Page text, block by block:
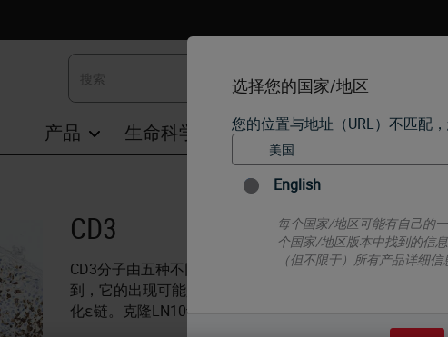
选择您的国家/地区
您的位置与地址（URL）不匹配
English
每个国家/地区可能有自己的
个国家/地区版本中找到的信
（但不限于）所有产品详细
产品 生命科学 教育 支持 联系我们
CD3
CD3分子由五种不同的多肽链组成，分子量范围为16至
到，它的出现可能是T细胞谱系的最早标志之一。产品特异
化ε链。克隆LN10识别胸腺，骨髓，外周淋巴组织和血液